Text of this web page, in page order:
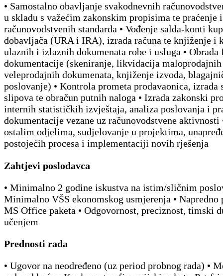
• Samostalno obavljanje svakodnevnih
u skladu s važećim zakonskim propisima te praćenje
računovodstvenih standarda • Vođenje salda-konti
dobavljača (URA i IRA), izrada računa te knjiženje i
ulaznih i izlaznih dokumenata robe i usluga •
dokumentacije (skeniranje, likvidacija
veleprodajnih dokumenata, knjiženje izvoda,
poslovanje) • Kontrola prometa prodavaonica,
slipova te obračun putnih naloga • Izrada zakonski
internih statističkih izvještaja, analiza poslovanja i
dokumentacije vezane uz računovodstvene aktivnosti
ostalim odjelima, sudjelovanje u projektima,
postojećih procesa i implementaciji novih rješenja
Zahtjevi poslodavca
• Minimalno 2 godine iskustva na istim/sličnim
Minimalno VŠS ekonomskog usmjerenja • Napredno
MS Office paketa • Odgovornost, preciznost, timski
učenjem
Prednosti rada
• Ugovor na neodređeno (uz period probnog rada) •